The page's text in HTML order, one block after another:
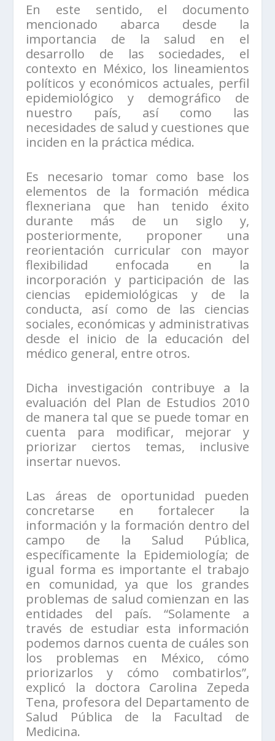
En este sentido, el documento
mencionado abarca desde la
importancia de la salud en el
desarrollo de las sociedades, el
contexto en México, los lineamientos
políticos y económicos actuales, perfil
epidemiológico y demográfico de
nuestro país, así como las
necesidades de salud y cuestiones que
inciden en la práctica médica.
Es necesario tomar como base los
elementos de la formación médica
flexneriana que han tenido éxito
durante más de un siglo y,
posteriormente, proponer una
reorientación curricular con mayor
flexibilidad enfocada en la
incorporación y participación de las
ciencias epidemiológicas y de la
conducta, así como de las ciencias
sociales, económicas y administrativas
desde el inicio de la educación del
médico general, entre otros.
Dicha investigación contribuye a la
evaluación del Plan de Estudios 2010
de manera tal que se puede tomar en
cuenta para modificar, mejorar y
priorizar ciertos temas, inclusive
insertar nuevos.
Las áreas de oportunidad pueden
concretarse en fortalecer la
información y la formación dentro del
campo de la Salud Pública,
específicamente la Epidemiología; de
igual forma es importante el trabajo
en comunidad, ya que los grandes
problemas de salud comienzan en las
entidades del país. “Solamente a
través de estudiar esta información
podemos darnos cuenta de cuáles son
los problemas en México, cómo
priorizarlos y cómo combatirlos”,
explicó la doctora Carolina Zepeda
Tena, profesora del Departamento de
Salud Pública de la Facultad de
Medicina.